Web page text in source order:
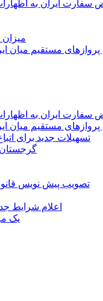
سفارت ایران به
پروازهای مستقیم میان
سفارت ایران به
پروازهای مستقیم میان
تسهیلات جدید برای
تصویب پیش نویس
اعلام شرایط
یک مرد